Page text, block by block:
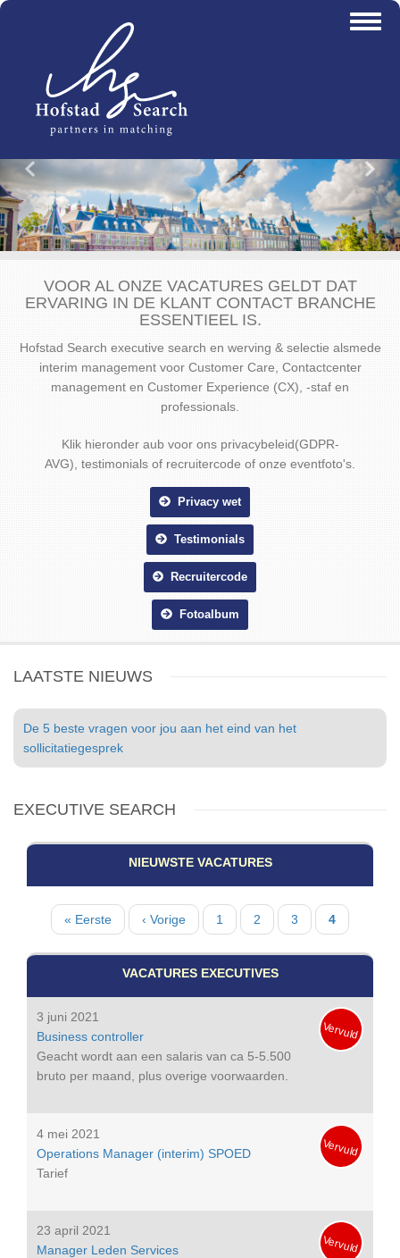
Overslaan
Vorige
VOOR AL ONZE VACATURES GELDT DAT
ERVARING IN DE KLANT CONTACT BRANCHE
ESSENTIEEL IS.
Hofstad Search executive search en werving & selectie alsmede
interim management voor Customer Care, Contactcenter
management en Customer Experience (CX), -staf en
professionals.
Klik hieronder aub voor ons privacybeleid(GDPR-
AVG), testimonials of recruitercode of onze eventfoto's.
Privacy wet
Testimonials
Recruitercode
Fotoalbum
LAATSTE NIEUWS
De 5 beste vragen voor jou aan het eind van het
sollicitatiegesprek
EXECUTIVE SEARCH
NIEUWSTE VACATURES
PaginatieEerste
pagina
« Eerste
Vorige
pagina
‹ Vorige Pagina
1 Pagina
2 Pagina
3
Huidige
pagina
4
VACATURES EXECUTIVES
Vervuld
3 juni 2021
Business controller
Geacht wordt aan een salaris van ca 5-5.500
bruto per maand, plus overige voorwaarden.
Vervuld
4 mei 2021
Operations Manager (interim) SPOED
Tarief
Vervuld
23 april 2021
Manager Leden Services